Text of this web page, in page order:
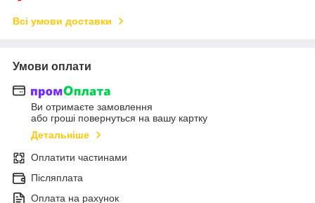
Всі умови доставки
Умови оплати
Ви отримаєте замовлення
або гроші повернуться на вашу картку
Детальніше
Оплатити частинами
Післяплата
Оплата на рахунок